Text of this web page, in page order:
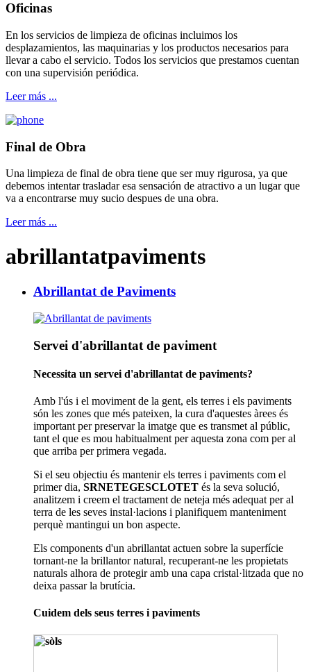
Oficinas
En los servicios de limpieza de oficinas incluimos los
desplazamientos, las maquinarias y los productos necesarios para
llevar a cabo el servicio. Todos los servicios que prestamos cuentan
con una supervisión periódica.
Leer más ...
Final de Obra
Una limpieza de final de obra tiene que ser muy rigurosa, ya que
debemos intentar trasladar esa sensación de atractivo a un lugar que
va a encontrarse muy sucio despues de una obra.
Leer más ...
abrillantatpaviments
Abrillantat de Paviments
Servei d'abrillantat de paviment
Necessita un servei d'abrillantat de paviments?
Amb l'ús i el moviment de la gent, els terres i els paviments
són les zones que més pateixen, la cura d'aquestes àrees és
important per preservar la imatge que es transmet al públic,
tant el que es mou habitualment per aquesta zona com per al
que arriba per primera vegada.
Si el seu objectiu és mantenir els terres i paviments com el
primer dia, SRNETEGESCLOTET és la seva solució,
analitzem i creem el tractament de neteja més adequat per al
terra de les seves instal·lacions i planifiquem manteniment
perquè mantingui un bon aspecte.
Els components d'un abrillantat actuen sobre la superfície
tornant-ne la brillantor natural, recuperant-ne les propietats
naturals alhora de protegir amb una capa cristal·litzada que no
deixa passar la brutícia.
Cuidem dels seus terres i paviments